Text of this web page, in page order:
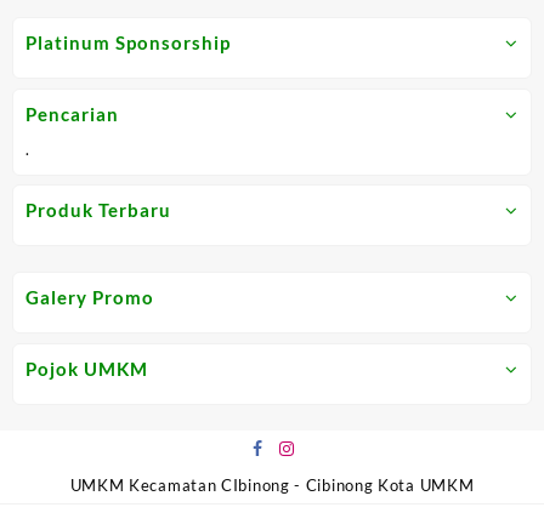
Platinum Sponsorship
Pencarian
.
Produk Terbaru
of
Galery Promo
Pojok UMKM
UMKM Kecamatan CIbinong - Cibinong Kota UMKM